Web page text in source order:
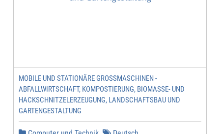
MOBILE UND STATIONÄRE GROSSMASCHINEN - A
BFALLWIRTSCHAFT, KOMPOSTIERUNG, BIOMASSE- UND H
ACKSCHNITZELERZEUGUNG, LANDSCHAFTSBAU UND G
ARTENGESTALTUNG